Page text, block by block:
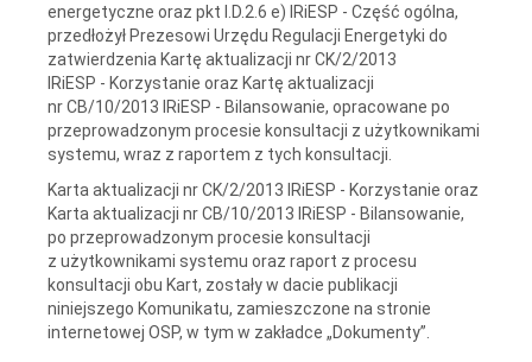
energetyczne oraz pkt I.D.2.6 e) IRiESP - Część ogólna,
przedłożył Prezesowi Urzędu Regulacji Energetyki do
zatwierdzenia Kartę aktualizacji nr CK/2/2013
IRiESP - Korzystanie oraz Kartę aktualizacji
nr CB/10/2013 IRiESP - Bilansowanie, opracowane po
przeprowadzonym procesie konsultacji z użytkownikami
systemu, wraz z raportem z tych konsultacji.
Karta aktualizacji nr CK/2/2013 IRiESP - Korzystanie oraz
Karta aktualizacji nr CB/10/2013 IRiESP - Bilansowanie,
po przeprowadzonym procesie konsultacji
z użytkownikami systemu oraz raport z procesu
konsultacji obu Kart, zostały w dacie publikacji
niniejszego Komunikatu, zamieszczone na stronie
internetowej OSP, w tym w zakładce „Dokumenty”.